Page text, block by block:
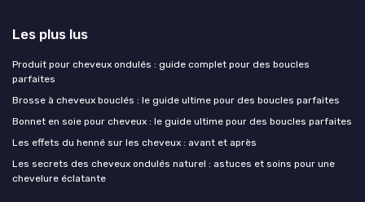
Les plus lus
Produit pour cheveux ondulés : guide complet pour des boucles
parfaites
Brosse à cheveux bouclés : le guide ultime pour des boucles parfaites
Bonnet en soie pour cheveux : le guide ultime pour des boucles parfaites
Les effets du henné sur les cheveux : avant et après
Les secrets des cheveux ondulés naturel : astuces et soins pour une
chevelure éclatante